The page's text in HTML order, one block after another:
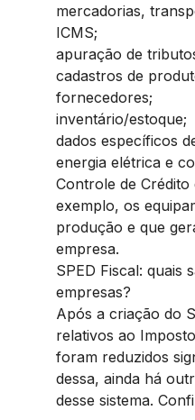
mercadorias,
ICMS;
apuração de
cadastros de
fornecedores;
inventário/estoque;
dados específicos
energia elétrica e
Controle de
exemplo, os
produção e que
empresa.
SPED Fiscal: quais
empresas?
Após a criação do
relativos ao
foram reduzidos
dessa, ainda há
desse sistema.